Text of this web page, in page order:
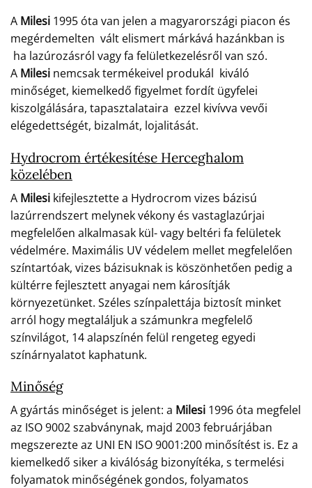
A Milesi 1995 óta van jelen a magyarországi piacon és
megérdemelten vált elismert márkává hazánkban is
ha lazúrozásról vagy fa felületkezelésről van szó.
A Milesi nemcsak termékeivel produkál kiváló
minőséget, kiemelkedő figyelmet fordít ügyfelei
kiszolgálására, tapasztalataira ezzel kivívva vevői
elégedettségét, bizalmát, lojalitását.
Hydrocrom értékesítése Herceghalom
közelében
A Milesi kifejlesztette a Hydrocrom vizes bázisú
lazúrrendszert melynek vékony és vastaglazúrjai
megfelelően alkalmasak kül- vagy beltéri fa felületek
védelmére. Maximális UV védelem mellet megfelelően
színtartóak, vizes bázisuknak is köszönhetően pedig a
kültérre fejlesztett anyagai nem károsítják
környezetünket. Széles színpalettája biztosít minket
arról hogy megtaláljuk a számunkra megfelelő
színvilágot, 14 alapszínén felül rengeteg egyedi
színárnyalatot kaphatunk.
Minőség
A gyártás minőséget is jelent: a Milesi 1996 óta megfelel
az ISO 9002 szabványnak, majd 2003 februárjában
megszerezte az UNI EN ISO 9001:200 minősítést is. Ez a
kiemelkedő siker a kiválóság bizonyítéka, s termelési
folyamatok minőségének gondos, folyamatos